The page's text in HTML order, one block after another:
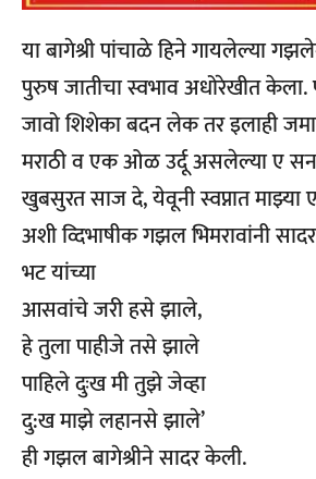
या बागेश्री पांचाळे हिने गायलेल्या
पुरुष जातीचा स्वभाव अधोरेखीत
जावो शिशेका बदन लेक तर इलाही
मराठी व एक ओळ उर्दू असलेल्या ए
खुबसुरत साज दे, येवूनी स्वप्नात
अशी व्दिभाषीक गझल भिमरावांनी
भट यांच्या
आसवांचे जरी हसे झाले,
हे तुला पाहीजे तसे झाले
पाहिले दुःख मी तुझे जेव्हा
दु:ख माझे लहानसे झाले’
ही गझल बागेश्रीने सादर केली.